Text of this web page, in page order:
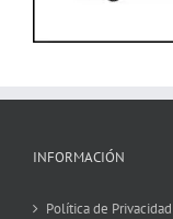
INFORMACIÓN
Política de Privacidad